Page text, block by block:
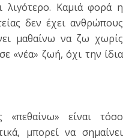
λιγότερο. Καμιά φορά η
δεν έχει ανθρώπους
μαθαίνω να ζω χωρίς
«νέα» ζωή, όχι την ίδια
είναι τόσο
μπορεί να σημαίνει